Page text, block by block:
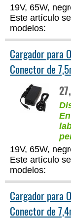
19V, 65W,
Este artículo
modelos:
Cargador para
Conector de
19V, 65W,
Este artículo
modelos:
Cargador para
Conector de